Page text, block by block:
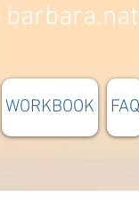
WORKBOOK FAQ